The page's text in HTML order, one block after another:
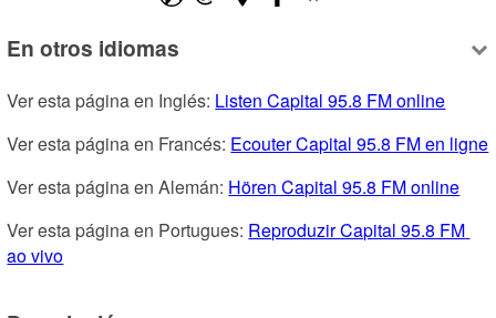
En otros idiomas
Ver esta página en Inglés: Listen Capital 95.8 FM online
Ver esta página en Francés: Ecouter Capital 95.8 FM en ligne
Ver esta página en Alemán: Hören Capital 95.8 FM online
Ver esta página en Portugues: Reproduzir Capital 95.8 FM
ao vivo